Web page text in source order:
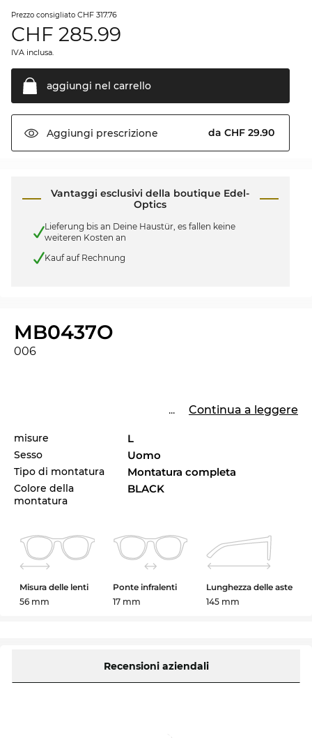
Prezzo consigliato CHF 317.76
CHF 285.99
IVA inclusa.
aggiungi nel carrello
Aggiungi prescrizione da CHF 29.90
Vantaggi esclusivi della boutique Edel-
Optics
Lieferung bis an Deine Haustür, es fallen keine
weiteren Kosten an
Kauf auf Rechnung
MB0437O
006
... Continua a leggere
misure L
Sesso Uomo
Tipo di montatura Montatura completa
Colore della
montatura
BLACK
Misura delle lenti
56 mm
Ponte infralenti
17 mm
Lunghezza delle aste
145 mm
Recensioni aziendali